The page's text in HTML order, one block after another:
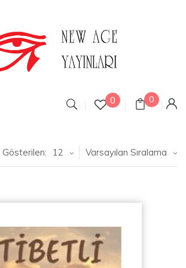
0 0
Varsayılan Sıralama
Gösterilen: 12